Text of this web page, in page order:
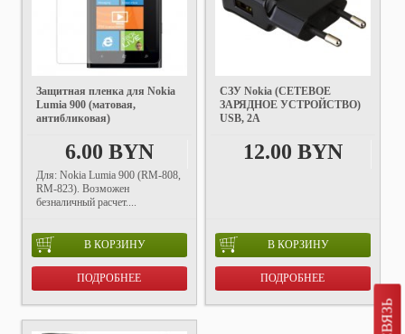
Защитная пленка для Nokia
Lumia 900 (матовая,
антибликовая)
6.00 BYN
Для: Nokia Lumia 900 (RM-808,
RM-823). Возможен
безналичный расчет....
В КОРЗИНУ
ПОДРОБНЕЕ
СЗУ Nokia (СЕТЕВОЕ
ЗАРЯДНОЕ УСТРОЙСТВО)
USB, 2A
12.00 BYN
В КОРЗИНУ
ПОДРОБНЕЕ